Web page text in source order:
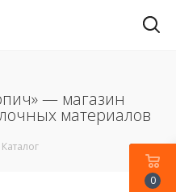
— магазин
материалов
Каталог
0